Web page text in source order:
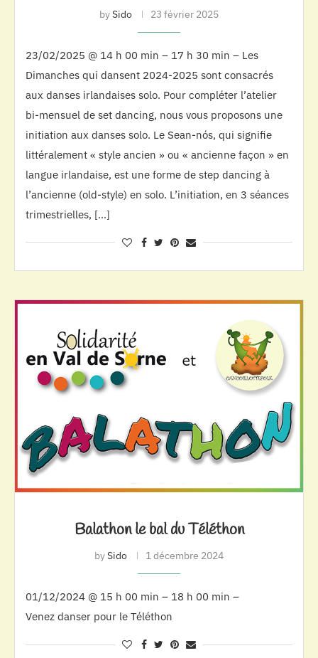
bySido 23 février 2025
23/02/2025 @ 14 h 00 min – 17 h 30 min – Les
Dimanches qui dansent 2024-2025 sont consacrés
aux danses irlandaises solo. Pour compléter l’atelier
bi-mensuel de set dancing, nous vous proposons une
initiation aux danses solo. Le Sean-nós, qui signifie
littéralement « style ancien » ou « ancienne façon » en
langue irlandaise, est une forme de step dancing à
l’ancienne (old-style) en solo. L’initiation, en 3 séances
trimestrielles, […]
Balathon le bal du Téléthon
bySido 1 décembre 2024
01/12/2024 @ 15 h 00 min – 18 h 00 min –
Venez danser pour le Téléthon